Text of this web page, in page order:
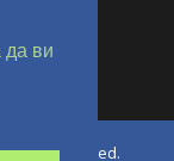
да ви
Reserved.